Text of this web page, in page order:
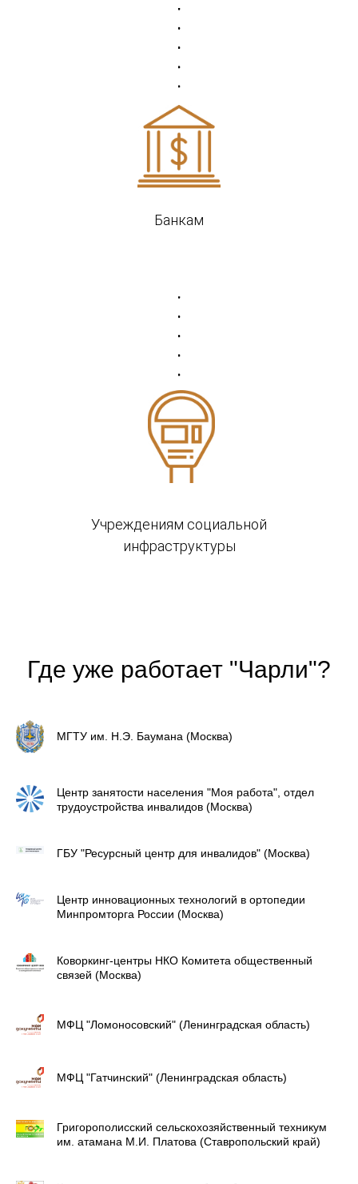
Банкам
Учреждениям социальной
инфраструктуры
Где уже работает "Чарли"?
МГТУ им. Н.Э. Баумана (Москва)
Центр занятости населения "Моя работа", отдел
трудоустройства инвалидов (Москва)
ГБУ "Ресурсный центр для инвалидов" (Москва)
Центр инновационных технологий в ортопедии
Минпромторга России (Москва)
Коворкинг-центры НКО Комитета общественный
связей (Москва)
МФЦ "Ломоносовский" (Ленинградская область)
МФЦ "Гатчинский" (Ленинградская область)
Григорополисский сельскохозяйственный техникум
им. атамана М.И. Платова (Ставропольский край)